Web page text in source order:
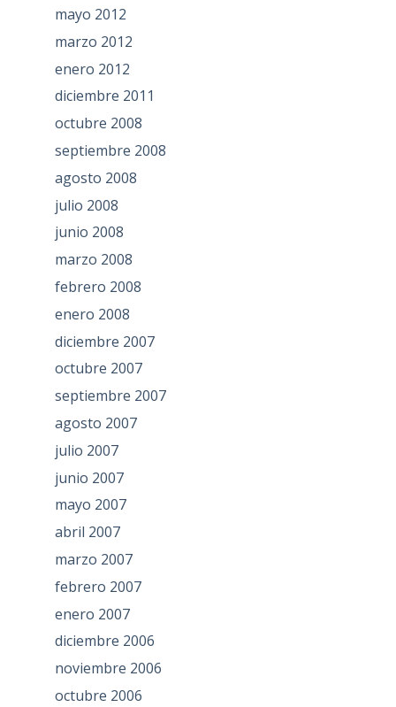
mayo 2012
marzo 2012
enero 2012
diciembre 2011
octubre 2008
septiembre 2008
agosto 2008
julio 2008
junio 2008
marzo 2008
febrero 2008
enero 2008
diciembre 2007
octubre 2007
septiembre 2007
agosto 2007
julio 2007
junio 2007
mayo 2007
abril 2007
marzo 2007
febrero 2007
enero 2007
diciembre 2006
noviembre 2006
octubre 2006